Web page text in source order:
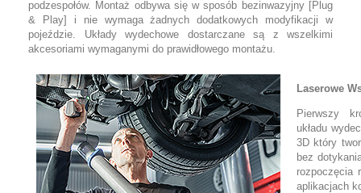
podzespołów. Montaż odbywa się w sposób bezinwazyjny [Plug
& Play] i nie wymaga żadnych dodatkowych modyfikacji w
pojeździe. Układy wydechowe dostarczane są z wszelkimi
akcesoriami wymaganymi do prawidłowego montażu.
Laserowe
Pierwszy
układu
3D który
bez
rozpoczęcia
aplikacjach